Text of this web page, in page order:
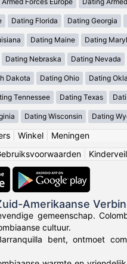
Dating Florida Dating Georgia
Dating Maine Dating
Dating Nebraska Dating Nevada
Dakota Dating Ohio Dating
Tennessee Dating Texas
Dating Wisconsin Dating
| Winkel| Meningen
Amerikaanse
gemeenschap.
cultuur.
bent, ontmoet